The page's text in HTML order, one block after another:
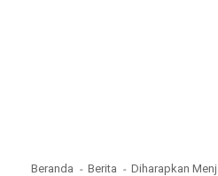
Beranda Berita
Diharapkan